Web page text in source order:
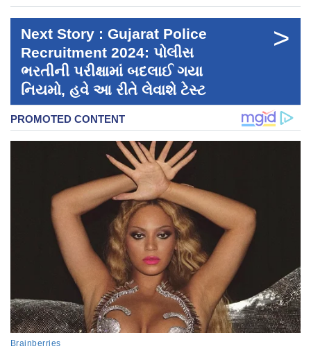
Next Story : Gujarat Police
Recruitment 2024: પોલીસ
ભરતીની પરીક્ષામાં બદલાઈ ગયા
નિયમો, હવે આ રીતે લેવાશે ટેસ્ટ
>